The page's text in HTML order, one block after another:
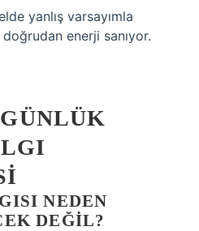
yanlış varsayımla
doğrudan enerji sanıyor.
NEDEN
DEĞIL?